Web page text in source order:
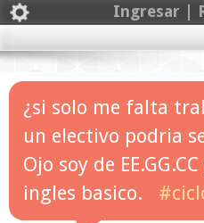
Ingresar |
¿si solo me falta
un electivo podria
Ojo soy de
ingles basico.